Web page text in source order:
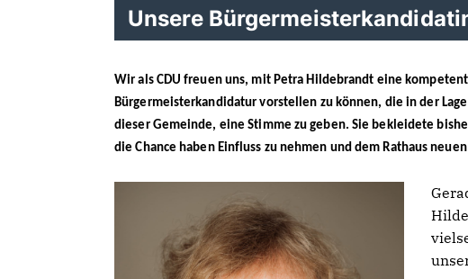
Unsere
Wir als CDU freuen uns, mit Petra Hildebrandt eine
Bürgermeisterkandidatur vorstellen zu können, die in der
dieser Gemeinde, eine Stimme zu geben. Sie bekleidete
die Chance haben Einfluss zu nehmen und dem Rathaus